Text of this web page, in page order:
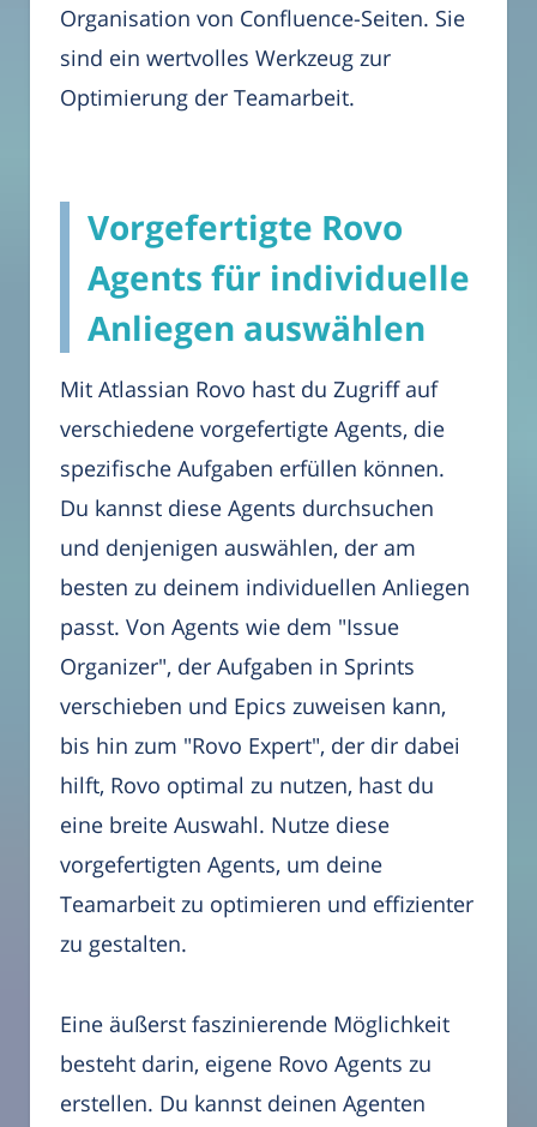
Organisation von Confluence-Seiten. Sie
sind ein wertvolles Werkzeug zur
Optimierung der Teamarbeit.
Vorgefertigte Rovo
Agents für individuelle
Anliegen auswählen
Mit Atlassian Rovo hast du Zugriff auf
verschiedene vorgefertigte Agents, die
spezifische Aufgaben erfüllen können.
Du kannst diese Agents durchsuchen
und denjenigen auswählen, der am
besten zu deinem individuellen Anliegen
passt. Von Agents wie dem "Issue
Organizer", der Aufgaben in Sprints
verschieben und Epics zuweisen kann,
bis hin zum "Rovo Expert", der dir dabei
hilft, Rovo optimal zu nutzen, hast du
eine breite Auswahl. Nutze diese
vorgefertigten Agents, um deine
Teamarbeit zu optimieren und effizienter
zu gestalten.
Eine äußerst faszinierende Möglichkeit
besteht darin, eigene Rovo Agents zu
erstellen. Du kannst deinen Agenten